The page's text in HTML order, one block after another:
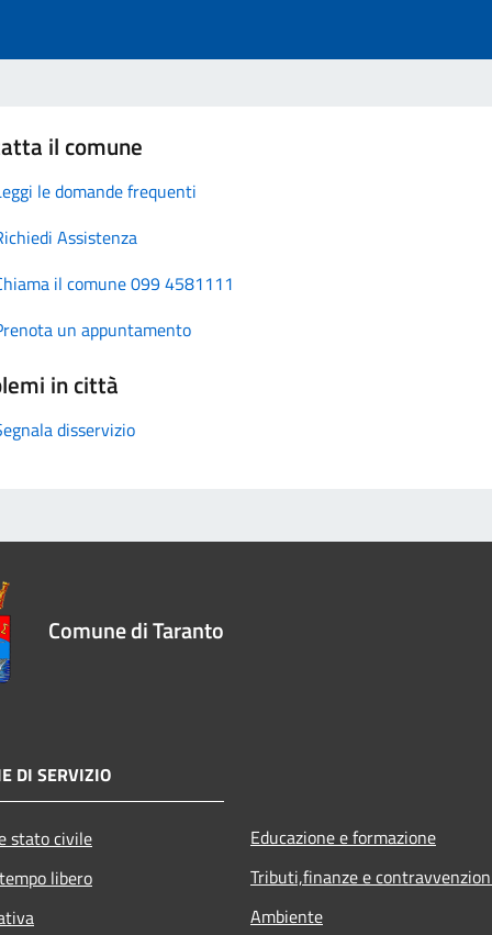
il comune
le domande frequenti
Assistenza
il comune 099 4581111
un appuntamento
in città
disservizio
Comune di Taranto
DI SERVIZIO
stato civile
libero
Educazione e formazione
Tributi,finanze e
Ambiente